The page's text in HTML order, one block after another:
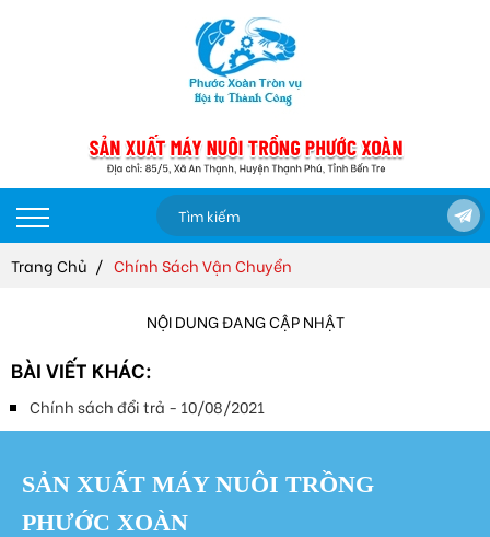
Trang Chủ Chính Sách Vận Chuyển
NỘI DUNG ĐANG CẬP NHẬT
BÀI VIẾT KHÁC:
Chính sách đổi trả - 10/08/2021
SẢN XUẤT MÁY NUÔI TRỒNG
PHƯỚC XOÀN